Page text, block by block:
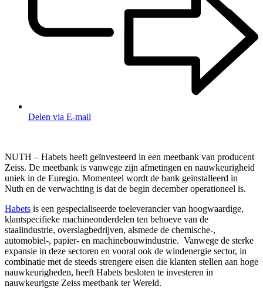
Delen via E-mail
NUTH – Habets heeft geïnvesteerd in een meetbank van producent
Zeiss. De meetbank is vanwege zijn afmetingen en nauwkeurigheid
uniek in de Euregio. Momenteel wordt de bank geïnstalleerd in
Nuth en de verwachting is dat de begin december operationeel is.
Habets is een gespecialiseerde toeleverancier van hoogwaardige,
klantspecifieke machineonderdelen ten behoeve van de
staalindustrie, overslagbedrijven, alsmede de chemische-,
automobiel-, papier- en machinebouwindustrie. Vanwege de sterke
expansie in deze sectoren en vooral ook de windenergie sector, in
combinatie met de steeds strengere eisen die klanten stellen aan hoge
nauwkeurigheden, heeft Habets besloten te investeren in
nauwkeurigste Zeiss meetbank ter Wereld.